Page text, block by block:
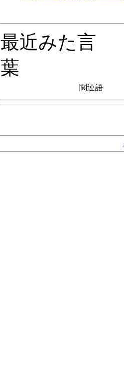
最近みた言
葉
関連語